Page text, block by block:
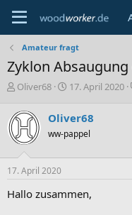
Amateur fragt
Zyklon Absaugung
E
s
t
e
l
e
Oliver68
E
t
e
l
m
17. April 2020
Oliver68
ww-pappel
17. April 2020
Hallo zusammen,